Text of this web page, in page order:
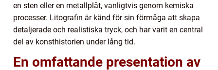
en sten eller en metallplåt, vanligtvis genom kemiska
processer. Litografin är känd för sin förmåga att skapa
detaljerade och realistiska tryck, och har varit en central
del av konsthistorien under lång tid.
En omfattande presentation av